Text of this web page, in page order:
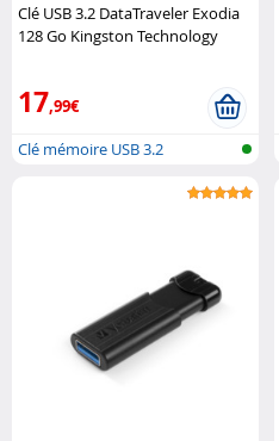
Clé USB 3.2 DataTraveler Exodia
128 Go Kingston Technology
17,99€
Clé mémoire USB 3.2